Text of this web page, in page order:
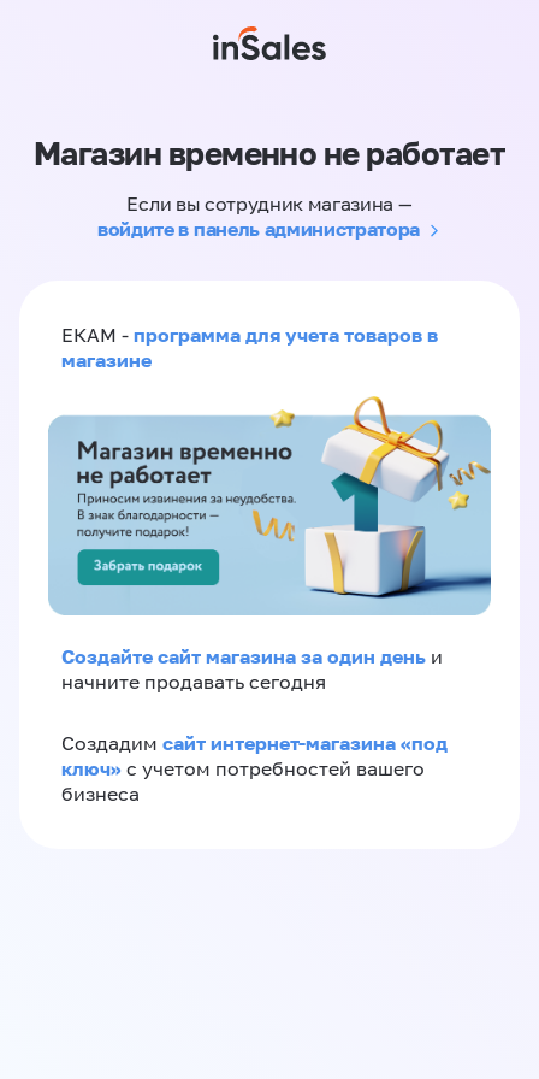
Магазин временно не работает
Если вы сотрудник магазина —
войдите в панель администратора
ЕКАМ - программа для учета товаров в
магазине
Создайте сайт магазина за один день и
начните продавать сегодня
Создадим сайт интернет-магазина «под
ключ» с учетом потребностей вашего
бизнеса